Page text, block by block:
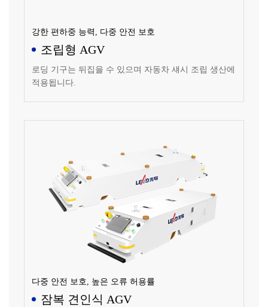
강한 편하중 능력, 다중 안전 보호
조립형 AGV
로딩 기구는 뒤집을 수 있으며 자동차 섀시 조립 생산에
적용됩니다.
다중 안전 보호, 높은 오류 허용률
잠복 견인식 AGV